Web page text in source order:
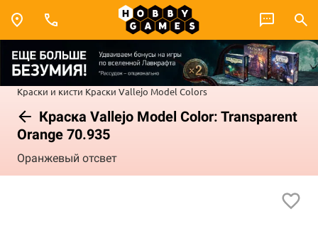
Краски и кисти Краски Vallejo Model Colors
Краска Vallejo Model Color: Transparent
Orange 70.935
Оранжевый отсвет